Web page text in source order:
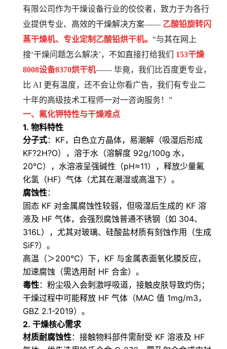
有限公司作为干燥设备行业的佼佼者，致力于为各行
业提供专业、高效的干燥解决方案—— 乙酸铅旋转闪
蒸干燥机、专业定制乙酸铅烘干机。 “与其在网上
搜‘干燥问题怎么解决’，不如直接打给我们 153干燥
8008设备8370烘干机—— 毕竟，我们比百度更专业，
比 AI 更有温度，还不会让你看广告，我们有专业二
十年的高级技术工程师一对一咨询服务！”
一、氟化钾特性与干燥难点
1. 物料特性
分子式：KF，白色立方晶体，易潮解（吸湿后形成
KF?2H?O），溶于水（溶解度 92g/100g 水，
20℃），水溶液呈强碱性（pH≈11），释放少量氟
化氢（HF）气体（尤其在潮湿或高温下）。
腐蚀性：
固态 KF 对金属腐蚀性较弱，但吸湿后生成的 KF 溶
液及 HF 气体，会强烈腐蚀普通不锈钢（如 304、
316L），尤其对玻璃、硅酸盐材质有刻蚀作用（生成
SiF?）。
高温（＞200℃）下，KF 与金属表面氧化膜反应，
加速腐蚀（需选用耐 HF 合金）。
毒性：粉尘吸入会刺激呼吸道，接触皮肤导致灼伤；
干燥过程中可能释放 HF 气体（MAC 值 1mg/m3，
GBZ 2.1-2019）。
2. 干燥核心需求
材质耐腐蚀性：接触物料部件需耐受 KF 溶液及 HF